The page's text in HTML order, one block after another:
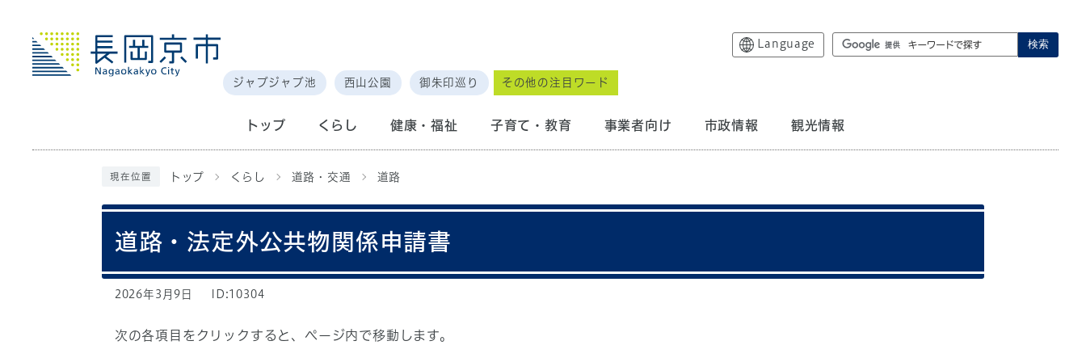
Language 検索
ジャブジャブ池 西山公園 御朱印巡り その他の注目ワード
トップ くらし 健康・福祉 子育て・教育 事業者向け 市政情報 観光情報
現在位置 トップ くらし 道路・交通 道路
道路・法定外公共物関係申請書
2026年3月9日 ID:10304
次の各項目をクリックすると、ページ内で移動します。